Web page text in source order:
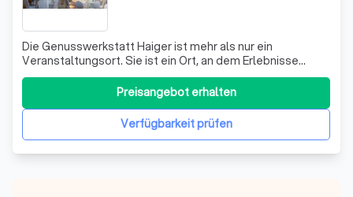
Die Genusswerkstatt Haiger ist mehr als nur ein
Veranstaltungsort. Sie ist ein Ort, an dem Erlebnisse
geschaffen und unvergessliche Momente festgehalten
werden. Ob Sie eine Firmenfeier, ein Seminar oder eine
private Feier planen, wir bieten Ihnen den perfekten
Rahmen für Ihr Event. Mit unserer moder
Verfügbarkeit prüfen
Preisangebot erhalten